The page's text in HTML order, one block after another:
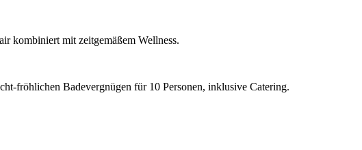
kombiniert mit zeitgemäßem Wellness.
fröhlichen Badevergnügen für 10 Personen, inklusive Catering.